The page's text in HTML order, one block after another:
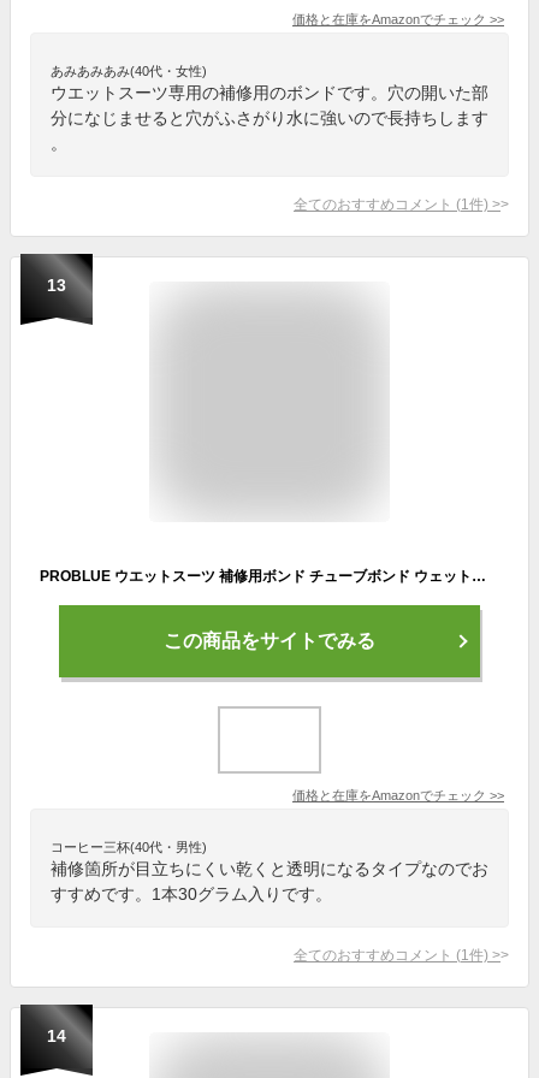
価格と在庫をAmazonでチェック >>
あみあみあみ(40代・女性)
ウエットスーツ専用の補修用のボンドです。穴の開いた部
分になじませると穴がふさがり水に強いので長持ちします
。
全てのおすすめコメント (1 件) >
13
PROBLUE ウエットスーツ 補修用ボンド チューブボンド ウェットスーツボンド 補修 ボンド
この商品をサイトでみる
価格と在庫をAmazonでチェック >>
コーヒー三杯(40代・男性)
補修箇所が目立ちにくい乾くと透明になるタイプなのでお
すすめです。1本30グラム入りです。
全てのおすすめコメント (1 件) >
14